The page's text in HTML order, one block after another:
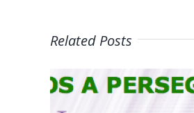
Related Posts